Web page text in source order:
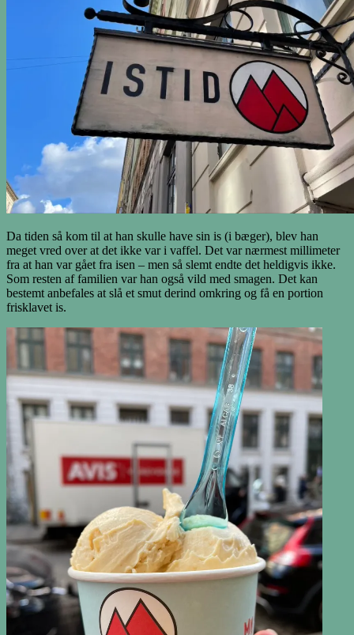
Da tiden så kom til at han skulle have sin is (i bæger), blev han
meget vred over at det ikke var i vaffel. Det var nærmest millimeter
fra at han var gået fra isen – men så slemt endte det heldigvis ikke.
Som resten af familien var han også vild med smagen. Det kan
bestemt anbefales at slå et smut derind omkring og få en portion
frisklavet is.